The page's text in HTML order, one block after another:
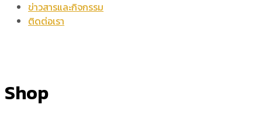
ข่าวสารและกิจกรรม
ติดต่อเรา
Shop